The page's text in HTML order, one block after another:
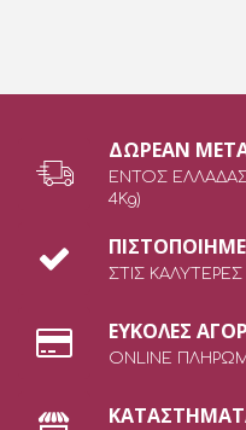
ΔΩΡEAN
ΕΝΤΟΣ
4Kg)
ΣΤΙΣ
ΕΥΚΟΛΕΣ
ONLINE